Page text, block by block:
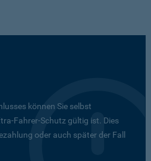
können Sie selbst
Fahrer-Schutz gültig ist. Dies
oder auch später der Fall